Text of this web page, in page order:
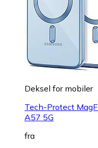
Deksel for mobiler
Tech-Protect
A57 5G
fra